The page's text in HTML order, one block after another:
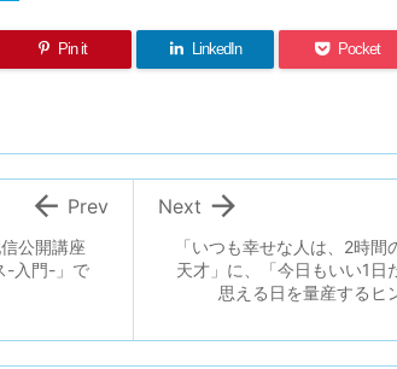
Pin it LinkedIn Pocket
「いつも幸せな人は、2時間
天才」に、「今日もいい1日
思える日を量産するヒ

Next
公開講座
-入門-」で
 Prev